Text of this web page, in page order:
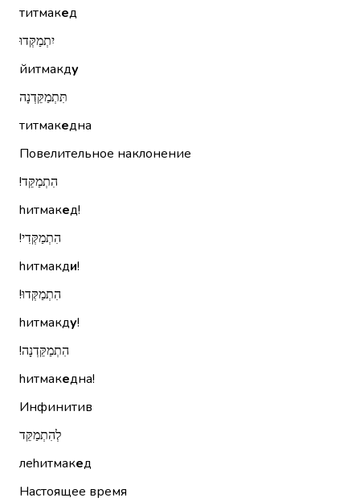
титмакед
יִתְמַקְּדוּ
йитмакду
תִּתְמַקֵּדְנָה
титмакедна
Повелительное наклонение
הִתְמַקֵּד!‏
hитмакед!
הִתְמַקְּדִי!‏
hитмакди!
הִתְמַקְּדוּ!‏
hитмакду!
הִתְמַקֵּדְנָה!‏
hитмакедна!
Инфинитив
לְהִתְמַקֵּד
леhитмакед
Настоящее время